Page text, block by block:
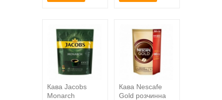
Кава Jacobs
Monarch
Кава Nescafe
Gold розчинна